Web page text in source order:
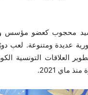
محجوب كعضو مؤسس
عديدة ومتنوعة. لعب
العلاقات التونسية
ماي 2021.